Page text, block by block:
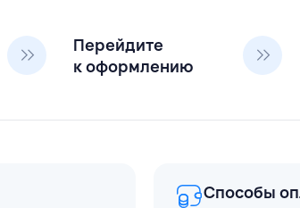
Перейдите
к оформлению
Способы